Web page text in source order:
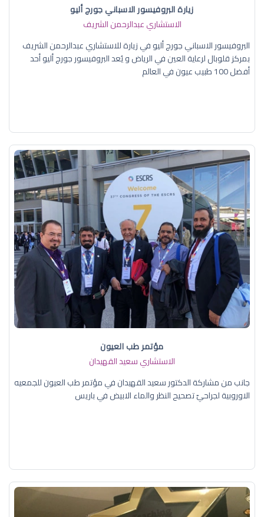
زيارة البروفيسور الاسباني جورج أليو
الاستشاري عبدالرحمن الشريف
البروفيسور الاسباني جورج أليو في زيارة للاستشاري عبدالرحمن الشريف
بمركز قلوبال لرعاية العين في الرياض و يُعد البروفيسور جورج أليو أحد
أفضل 100 طبيب عيون في العالم
مؤتمر طب العيون
الاستشاري سعيد القهيدان
جانب من مشاركة الدكتور سعيد القهيدان في مؤتمر طب العيون للجمعيه
الاوروبية لجراحيّ تصحيح النظر والماء الابيض في باريس